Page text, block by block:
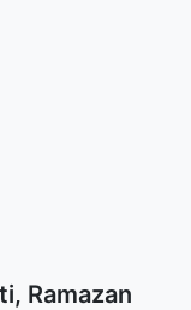
Ramazan